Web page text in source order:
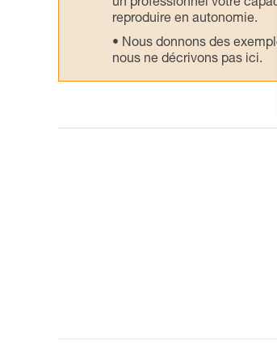
un professionnel votre
reproduire en autonomie.
Nous donnons des
nous ne décrivons pas ici.